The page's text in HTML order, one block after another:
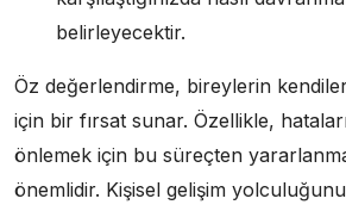
belirleyecektir.
Öz değerlendirme, bireylerin
için bir fırsat sunar. Özellikle,
önlemek için bu süreçten
önemlidir. Kişisel gelişim